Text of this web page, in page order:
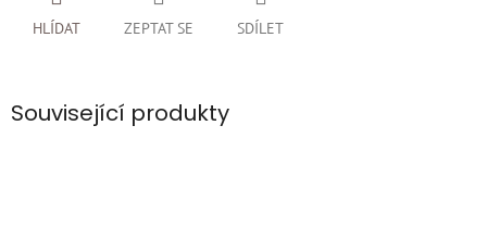
ZEPTAT SE
HLÍDAT SDÍLET
Související produkty